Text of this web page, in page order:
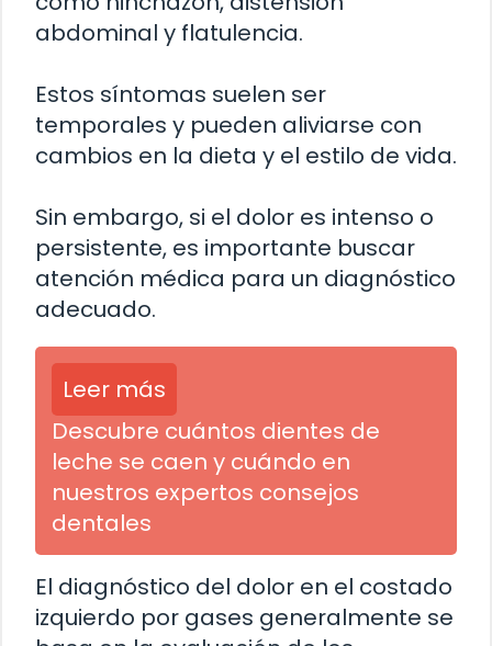
abdominal y flatulencia.
Estos síntomas suelen ser
temporales y pueden aliviarse con
cambios en la dieta y el estilo de vida.
Sin embargo, si el dolor es intenso o
persistente, es importante buscar
atención médica para un diagnóstico
adecuado.
Leer más
Descubre cuántos dientes de
leche se caen y cuándo en
nuestros expertos consejos
dentales
El diagnóstico del dolor en el costado
izquierdo por gases generalmente se